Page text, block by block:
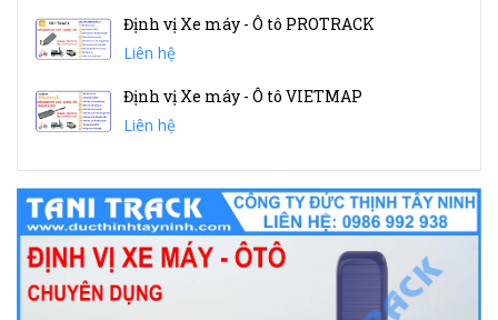
Định vị Xe máy - Ô tô PROTRACK
Liên hệ
Định vị Xe máy - Ô tô VIETMAP
Liên hệ